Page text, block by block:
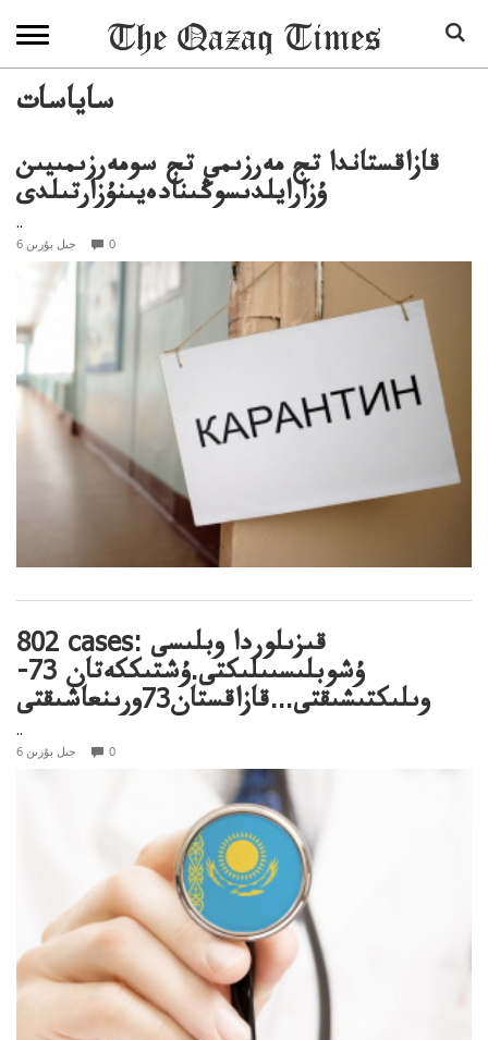
ساياسات
قازاقستاندا تج مەرزىمى تج سومەرزىمىيىن
ۇزارايلدىسوڭىنادەيىنۇزارتىلدى
..
6 جىل بۇرىن 0
802 cases: قىزىلوردا وبلىسى
ۇشوبلىسىىلىكتى.ۇشتىككەتان 73-
وىلىكتىشىقتى...قازاقستان73ورىنعاشىقتى
..
6 جىل بۇرىن 0